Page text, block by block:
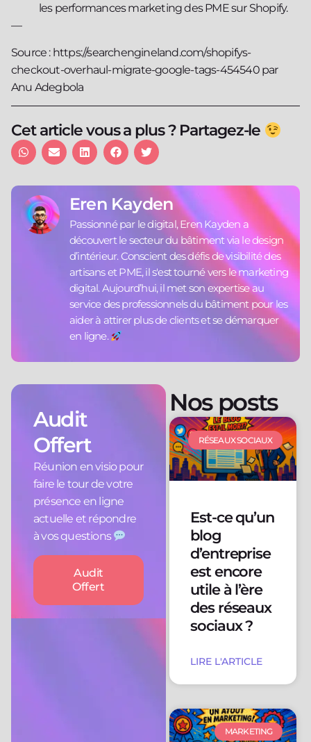
les performances marketing des PME sur Shopify.
—
Source : https://searchengineland.com/shopifys-
checkout-overhaul-migrate-google-tags-454540 par
Anu Adegbola
Cet article vous a plus ? Partagez-le
Eren Kayden
Passionné par le digital, Eren Kayden a
découvert le secteur du bâtiment via le design
d’intérieur. Conscient des défis de visibilité des
artisans et PME, il s'est tourné vers le marketing
digital. Aujourd’hui, il met son expertise au
service des professionnels du bâtiment pour les
aider à attirer plus de clients et se démarquer
en ligne.
Audit
Offert
Réunion en visio pour
faire le tour de votre
présence en ligne
actuelle et répondre
à vos questions
Audit
Offert
Nos posts
RÉSEAUX SOCIAUX
Est-ce qu’un
blog
d’entreprise
est encore
utile à l’ère
des réseaux
sociaux ?
LIRE L'ARTICLE
MARKETING